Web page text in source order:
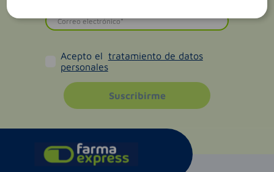
Acepto el tratamiento de datos
personales
Suscribirme